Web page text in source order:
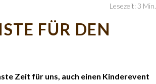
Lesezeit: 3 Min.
FÜR DEN
Zeit für uns, auch einen Kinderevent